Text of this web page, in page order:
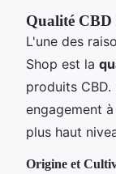
Qualité
L'une des
Shop est la
produits
engagement
plus haut
Origine et